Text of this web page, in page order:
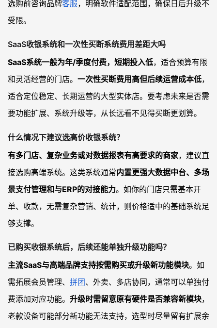
选购前咨询品牌客服，明确软件适配范围，确保日后升级不
受限。
SaaS收银系统和一次性买断系统费用差距大吗
SaaS系统一般为年/季度付费，短期投入低，适合预算有限
和灵活经营的门店。 一次性买断费用高但后续运营成本低，
适合定位稳定、长期运营的大型实体店。要考虑未来是否需
要功能扩展、系统升级等，从长远看不见得买断更划算。
什么情况下建议选高价收银系统？
有多门店、复杂业务或对数据报表有高要求的商家，建议直
接选购高端系统。这类系统通常内置更强大数据中台、多场
景支付管理和与ERP的对接能力。如你的门店只需基本开
单、收款，无需复杂营销、统计，则价格适中的基础系统足
够支撑。
已购买收银系统后，后续还能单独升级功能吗？
主流SaaS与高端品牌支持按需购买或升级新功能模块。如
需拓展会员管理、 拼团、外卖、多店协同，通常可以单独付
费添加对应功能。 升级时需留意原有硬件是否兼容新模块，
老款设备可能部分新功能无法支持，选型时尽量留有扩展余